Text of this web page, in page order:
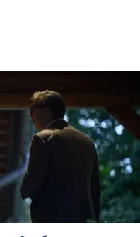
в Сербию:
и не только.
в Белград
Украины уже
массовые митинги
ежедневных протестов